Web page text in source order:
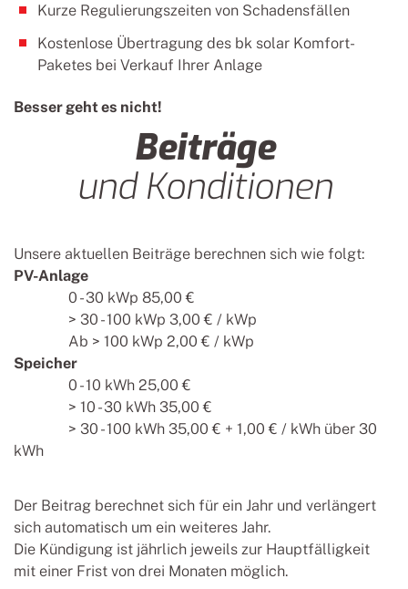
Kurze Regulierungszeiten von Schadensfällen
Kostenlose Übertragung des bk solar Komfort-
Paketes bei Verkauf Ihrer Anlage
Besser geht es nicht!
Beiträge
und Konditionen
Unsere aktuellen Beiträge berechnen sich wie folgt:
PV-Anlage
0 - 30 kWp 85,00 €
> 30 - 100 kWp 3,00 € / kWp
Ab > 100 kWp 2,00 € / kWp
Speicher
0 - 10 kWh 25,00 €
> 10 - 30 kWh 35,00 €
> 30 - 100 kWh 35,00 € + 1,00 € / kWh über 30
kWh
Der Beitrag berechnet sich für ein Jahr und verlängert
sich automatisch um ein weiteres Jahr.
Die Kündigung ist jährlich jeweils zur Hauptfälligkeit
mit einer Frist von drei Monaten möglich.